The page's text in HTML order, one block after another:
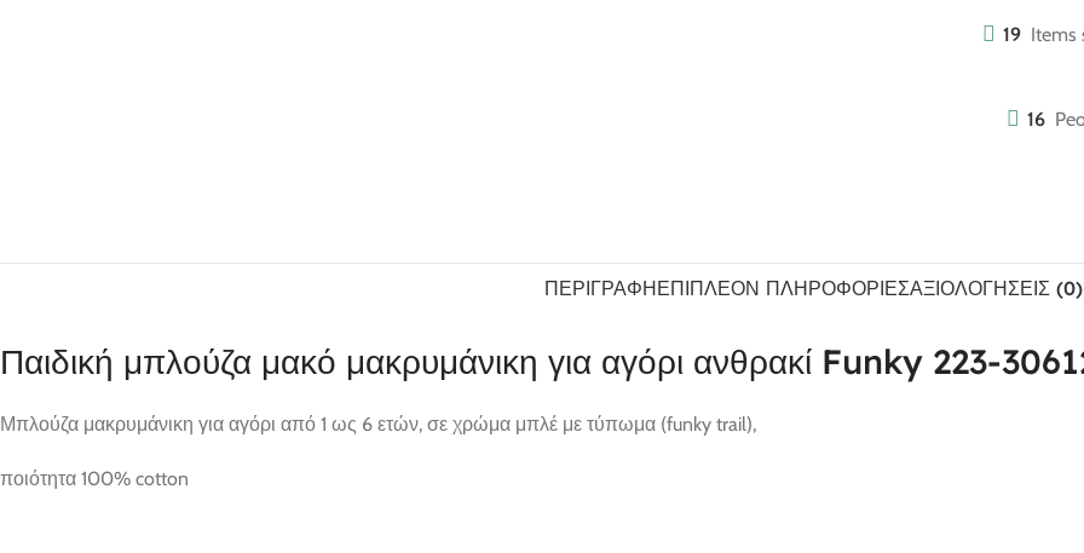
19 Items
16
ΠΕΡΙΓΡΑΦΉΕΠΙΠΛΈΟΝ ΠΛΗΡΟΦΟΡΊΕΣΑΞΙΟΛΟΓΉΣΕΙΣ (0)
Παιδική μπλούζα μακό μακρυμάνικη για αγόρι ανθρακί Funky 223-
Μπλούζα μακρυμάνικη για αγόρι από 1 ως 6 ετών, σε χρώμα μπλέ με τύπωμα (funky trail),
ποιότητα 100% cotton